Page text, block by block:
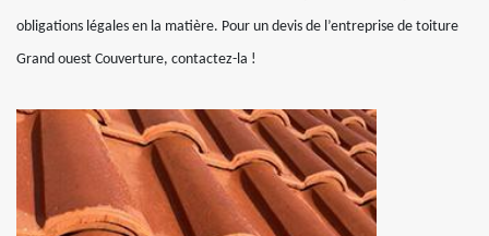
obligations légales en la matière. Pour un devis de l’entreprise de toiture
Grand ouest Couverture, contactez-la !